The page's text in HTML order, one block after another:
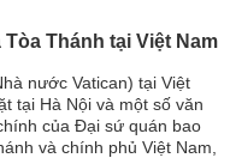
Thánh tại Việt Nam
nước Vatican) tại Việt
tại Hà Nội và một số văn
của Đại sứ quán bao
và chính phủ Việt Nam,